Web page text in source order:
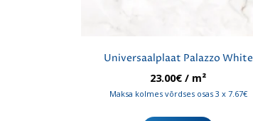
Universaalplaat Palazzo White
23.00€ / m²
Maksa kolmes võrdses osas 3 x 7.67€